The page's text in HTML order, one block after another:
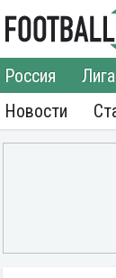
Новости
Россия